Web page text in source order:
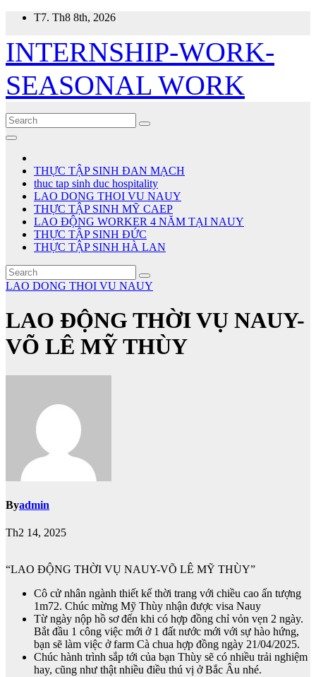
Skip
content
T7. Th8 8th, 2026
INTERNSHIP-WORK-
SEASONAL WORK
THỰC TẬP SINH ĐAN MẠCH
thuc tap sinh duc hospitality
LAO DONG THOI VU NAUY
THỰC TẬP SINH MỸ CAEP
LAO ĐỘNG WORKER 4 NĂM TẠI NAUY
THỰC TẬP SINH ĐỨC
THỰC TẬP SINH HÀ LAN
LAO DONG THOI VU NAUY
LAO ĐỘNG THỜI VỤ NAUY-
VÕ LÊ MỸ THÙY
Byadmin
Th2 14, 2025
“LAO ĐỘNG THỜI VỤ NAUY-VÕ LÊ MỸ THÙY”
Cô cử nhân ngành thiết kế thời trang với chiều cao ấn tượng
1m72. Chúc mừng Mỹ Thùy nhận được visa Nauy
Từ ngày nộp hồ sơ đến khi có hợp đồng chỉ vỏn vẹn 2 ngày.
Bắt đầu 1 công việc mới ở 1 đất nước mới với sự hào hứng,
bạn sẽ làm việc ở farm Cà chua hợp đồng ngày 21/04/2025.
Chúc hành trình sắp tới của bạn Thùy sẽ có nhiều trải nghiệm
hay, cũng như thật nhiều điều thú vị ở Bắc Âu nhé.